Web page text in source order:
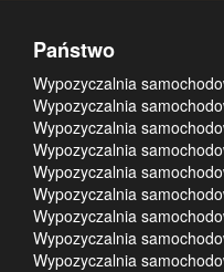
Państwo
Wypozyczalnia
Wypozyczalnia
Wypozyczalnia
Wypozyczalnia
Wypozyczalnia
Wypozyczalnia
Wypozyczalnia
Wypozyczalnia
Wypozyczalnia